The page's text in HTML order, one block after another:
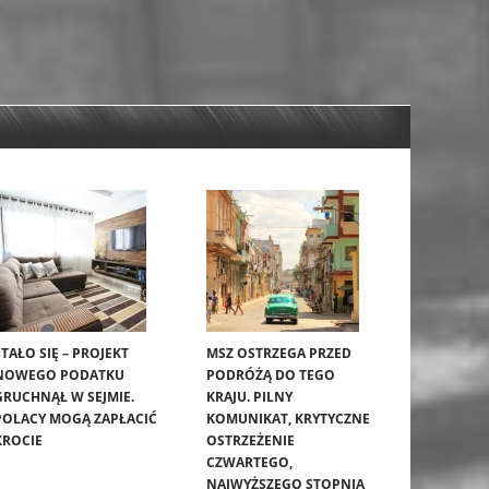
SIĘ – PROJEKT
PODATKU
W SEJMIE.
MOGĄ ZAPŁACIĆ
MSZ OSTRZEGA PRZED
PODRÓŻĄ DO TEGO
KRAJU. PILNY
KOMUNIKAT, KRYTYCZNE
OSTRZEŻENIE
CZWARTEGO,
NAJWYŻSZEGO STOPNIA